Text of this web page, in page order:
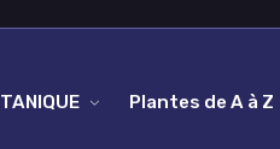
Plantes de A à Z